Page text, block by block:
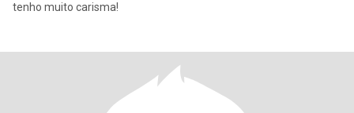
tenho muito carisma!